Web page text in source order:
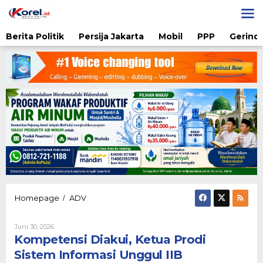
ke
Berita Politik
Persija Jakarta Mobil PPP
Homepage / ADVKompetensi
Sistem
Informasi
Unggul
Juni 30, 2026Oleh
Shodiq
Permono
Kompetensi Diakui, Ketua Prodi
Sistem Informasi Unggul IIB